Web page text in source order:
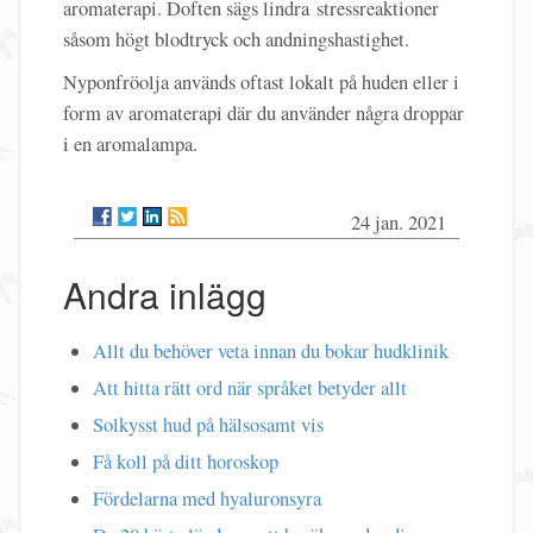
aromaterapi. Doften sägs lindra stressreaktioner
såsom högt blodtryck och andningshastighet.
Nyponfröolja används oftast lokalt på huden eller i
form av aromaterapi där du använder några droppar
i en aromalampa.
24 jan. 2021
Andra inlägg
Allt du behöver veta innan du bokar hudklinik
Att hitta rätt ord när språket betyder allt
Solkysst hud på hälsosamt vis
Få koll på ditt horoskop
Fördelarna med hyaluronsyra